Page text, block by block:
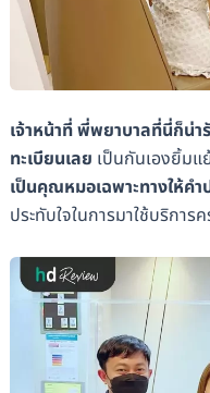
เจ้าหน้าที่ พี่พยาบาลที่นี่ก็น่
ทะเบียนเลย เป็นกันเองยิ้มแ
เป็นคุณหมอเฉพาะทางให้ค
ประทับใจในการมาใช้บริการ